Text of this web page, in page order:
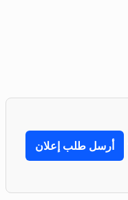
أرسل طلب إعلان